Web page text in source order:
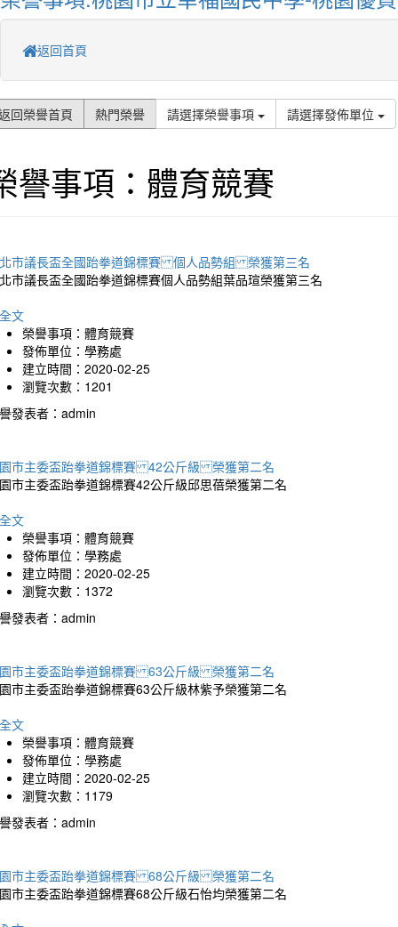
返回首頁
回榮譽首頁 熱門榮譽 請選擇榮譽事項 請選擇發佈單位
譽事項：體育競賽
市議長盃全國跆拳道錦標賽 個人品勢組 榮獲第三名
市議長盃全國跆拳道錦標賽個人品勢組葉品瑄榮獲第三名
文
榮譽事項：體育競賽
發佈單位：學務處
建立時間：2020-02-25
瀏覽次數：1201
發表者：admin
市主委盃跆拳道錦標賽 42公斤級 榮獲第二名
市主委盃跆拳道錦標賽42公斤級邱思蓓榮獲第二名
文
榮譽事項：體育競賽
發佈單位：學務處
建立時間：2020-02-25
瀏覽次數：1372
發表者：admin
市主委盃跆拳道錦標賽 63公斤級 榮獲第二名
市主委盃跆拳道錦標賽63公斤級林紫予榮獲第二名
文
榮譽事項：體育競賽
發佈單位：學務處
建立時間：2020-02-25
瀏覽次數：1179
發表者：admin
市主委盃跆拳道錦標賽 68公斤級 榮獲第二名
市主委盃跆拳道錦標賽68公斤級石怡均榮獲第二名